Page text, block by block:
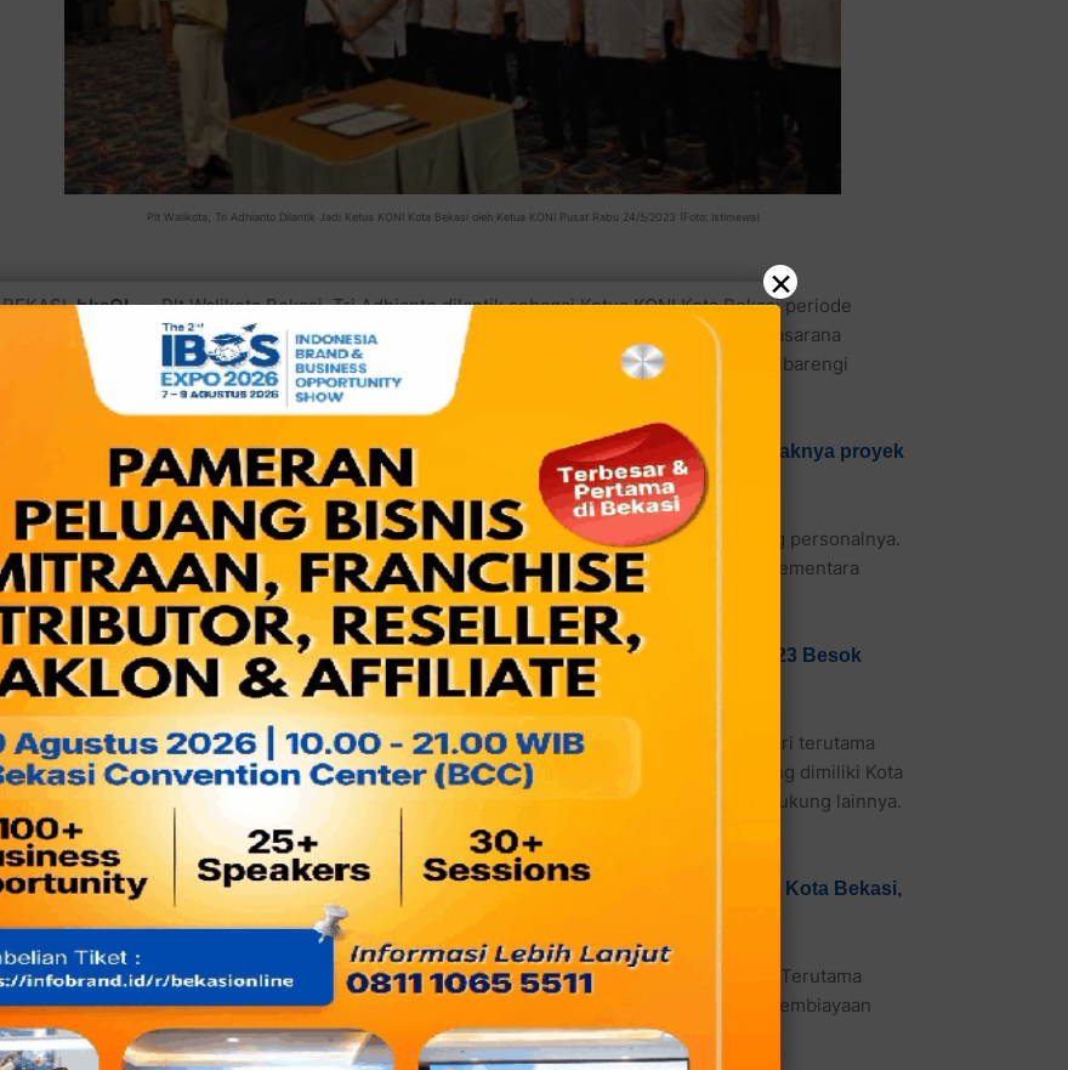
Plt Walikota, Tri Adhianto Dilantik Jadi Ketua KONI Kota Bekasi oleh Ketua KONI Pusat Rabu 24/5/2023 (Foto: Istimewa)
BEKASI,bksOL-- Plt Walikota Bekasi, Tri Adhianto dilantik sebagai Ketua KONI Kota Bekasi periode
2023- 2027 Selasa 23 Mei 2023. Janji yang fantastis untuk membangun gedung sarana prasarana
olahraga dalam satu sentral 6 lantai di area GOR Kota Bekasi. Tentunya niat baik itu harus dibarengi
berbagai terobosan dan program unggulan keolahragaan prestasi yang lebih baik.
Tri Adhianto, selaku Plt Walikota diminta segera selesaikan kasus mangkraknya proyek
revitalisasi Pasar Kranji Baru
Saat ini dalam pengurusan KONI yang baru terbilang gemuk dengan berbagai latar belakang personalnya.
Ada birokrat, politisi, akademisi, jurnalis, aktivis, penggiat olahraga dan pimpinan Ormas. Sementara
jabatan Plt Mas Tri akan berakhir pada 20 September 2023.
Baca juga:Masa Jabatan Plt Walikota Bekasi, Trie Adhianto Akan Berakhir 20 Sep 2023 Besok
Bareng 15 Kepala Daerah Lainnya
Dengan gemuknya kepengurusan KONI tentunya bertujuan yang sama mendorong berdikari terutama
dalam hal mengembangkan dan memajukan industri olahraga. Mengingat potensi besar yang dimiliki Kota
Bekasi, seperti sejumlah kelengkapan pendukung fasilitas olahraga, transportasi dan pendukung lainnya.
Namun demikian kenyataannya belum dapat digarap dengan baik.
Baca juga:Makian Kasar untuk Tri Adhianto di Signage Running Text Embarkasi Haji Kota Bekasi,
"Plt Walikota Bekasi Bobrok"
Terobosan tersebut perlu untuk membumikan olahraga dan mengolahragakan masyarakat. Terutama
terkait pendanaan kegiatan olahraga masing-masing Cabor tidak terlalu bergantung pada pembiayaan
dari pemerintah daerah (APBD).
×